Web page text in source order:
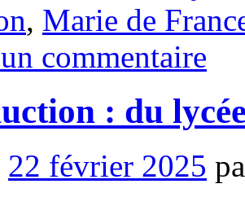
, Marie de
commentaire
: du
22 février 2025